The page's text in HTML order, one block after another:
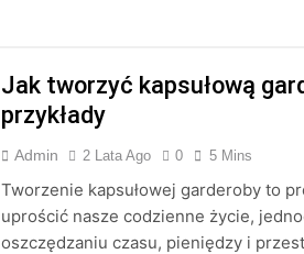
Jak tworzyć kapsułową
przykłady
Admin 2 Lata Ago 0 5 Mins
Tworzenie kapsułowej garderoby to
uprościć nasze codzienne życie,
oszczędzaniu czasu, pieniędzy i